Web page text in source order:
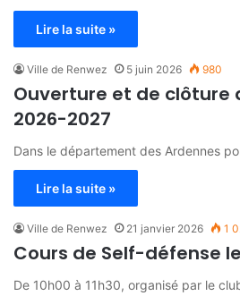
Lire la suite »
Ville de Renwez 5 juin 2026 980
Ouverture et de clôture
2026-2027
Dans le département des Ardennes
Lire la suite »
Ville de Renwez 21 janvier 2026 1
Cours de Self-défense
De 10h00 à 11h30, organisé par le